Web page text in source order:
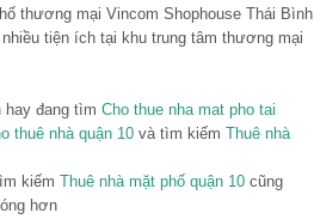
thương mại Vincom Shophouse Thái Bình
tiện ích tại khu trung tâm thương mại
hay đang tìm Cho thue nha mat pho tai
thuê nhà quận 10 và tìm kiếm Thuê nhà
kiếm Thuê nhà mặt phố quận 10 cũng
hơn